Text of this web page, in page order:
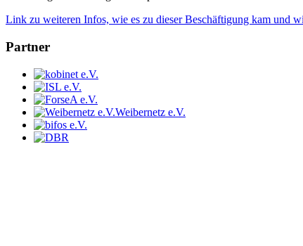
Link zu weiteren Infos, wie es zu dieser Beschäftigung kam und
Partner
Weibernetz e.V.